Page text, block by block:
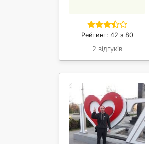
Рейтинг: 42 з 80
2 відгуків